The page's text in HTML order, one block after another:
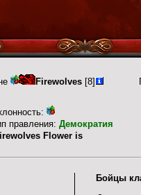
Firewolves [8]
правления: Демократия
Flower is
Бойцы